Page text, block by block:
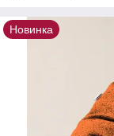
Новинка